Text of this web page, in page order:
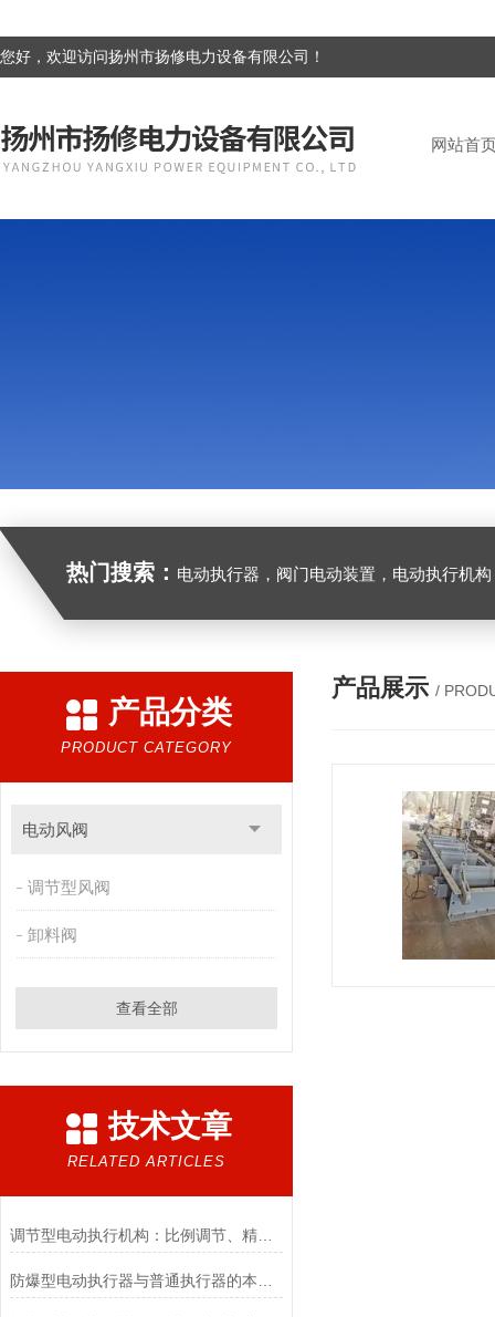
您好，欢迎访问扬州市扬修电力设备有限公司！
网站首
热门搜索： 电动执行器，阀门电动装置，电动执行机构，阀门驱动装置，电动头，角行
产品分类
PRODUCT CATEGORY
电动风阀
调节型风阀
卸料阀
查看全部
技术文章
RELATED ARTICLES
调节型电动执行机构：比例调节、精度控制要点
产品展示 /